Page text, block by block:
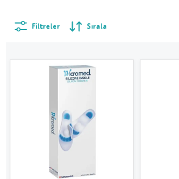
Filtreler Sırala